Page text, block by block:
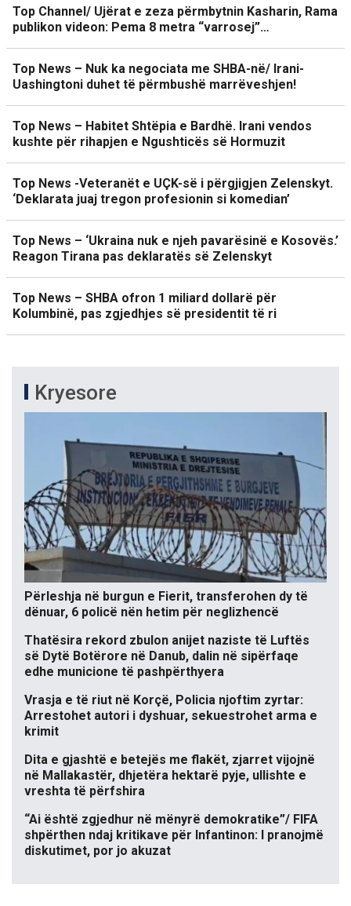
Top Channel/ Ujërat e zeza përmbytnin Kasharin, Rama
publikon videon: Pema 8 metra “varrosej”…
Top News – Nuk ka negociata me SHBA-në/ Irani-
Uashingtoni duhet të përmbushë marrëveshjen!
Top News – Habitet Shtëpia e Bardhë. Irani vendos
kushte për rihapjen e Ngushticës së Hormuzit
Top News -Veteranët e UÇK-së i përgjigjen Zelenskyt.
‘Deklarata juaj tregon profesionin si komedian’
Top News – ‘Ukraina nuk e njeh pavarësinë e Kosovës.’
Reagon Tirana pas deklaratës së Zelenskyt
Top News – SHBA ofron 1 miliard dollarë për
Kolumbinë, pas zgjedhjes së presidentit të ri
Kryesore
Përleshja në burgun e Fierit, transferohen dy të
dënuar, 6 policë nën hetim për neglizhencë
Thatësira rekord zbulon anijet naziste të Luftës
së Dytë Botërore në Danub, dalin në sipërfaqe
edhe municione të pashpërthyera
Vrasja e të riut në Korçë, Policia njoftim zyrtar:
Arrestohet autori i dyshuar, sekuestrohet arma e
krimit
Dita e gjashtë e betejës me flakët, zjarret vijojnë
në Mallakastër, dhjetëra hektarë pyje, ullishte e
vreshta të përfshira
“Ai është zgjedhur në mënyrë demokratike”/ FIFA
shpërthen ndaj kritikave për Infantinon: I pranojmë
diskutimet, por jo akuzat